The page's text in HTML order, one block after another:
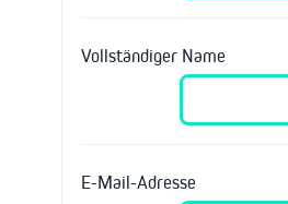
Vollständiger Name
E-Mail-Adresse